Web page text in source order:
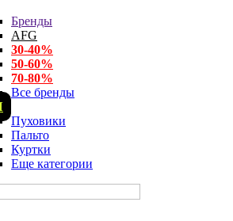
Бренды
AFG
30-40%
50-60%
70-80%
Все бренды
Пуховики
Пальто
Куртки
Еще категории